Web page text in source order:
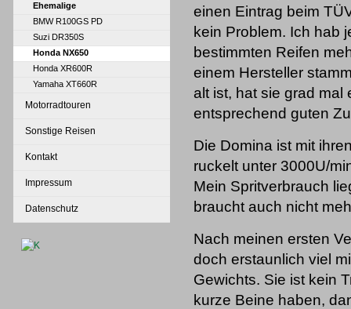
Ehemalige
BMW R100GS PD
Suzi DR350S
Honda NX650
Honda XR600R
Yamaha XT660R
Motorradtouren
Sonstige Reisen
Kontakt
Impressum
Datenschutz
einen Eintrag beim
kein Problem. Ich hab
bestimmten Reifen
einem Hersteller
alt ist, hat sie grad mal
entsprechend guten
Die Domina ist mit
ruckelt unter 3000U/
Mein Spritverbrauch
braucht auch nicht
Nach meinen ersten
doch erstaunlich viel
Gewichts. Sie ist kein
kurze Beine haben,